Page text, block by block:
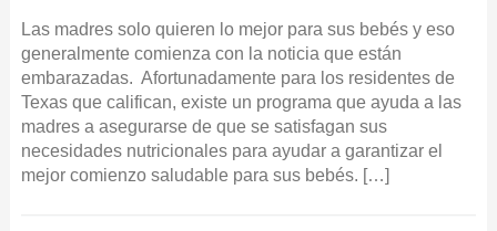
Las madres solo quieren lo mejor para sus bebés y eso
generalmente comienza con la noticia que están
embarazadas. Afortunadamente para los residentes de
Texas que califican, existe un programa que ayuda a las
madres a asegurarse de que se satisfagan sus
necesidades nutricionales para ayudar a garantizar el
mejor comienzo saludable para sus bebés. […]